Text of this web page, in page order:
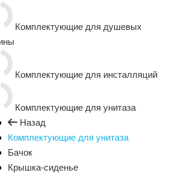
Комплектующие для душевых
Комплектующие для инсталляций
Комплектующие для унитаза
Назад
Комплектующие для унитаза
Бачок
Крышка-сиденье